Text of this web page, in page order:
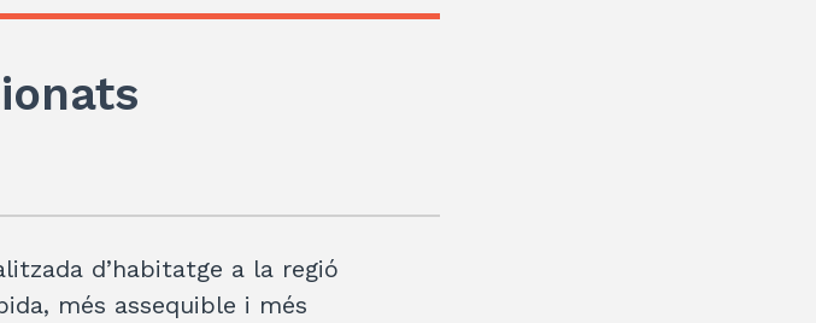
d’habitatge a la regió
més assequible i més